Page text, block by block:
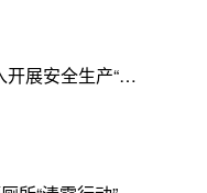
托口镇人民政府转发《洪江市安全生产委员会办公室关于深入开展安全生产“十个一”活动推进落实“三查一曝光”措施切实加强岁末年初安全防范工作的通知》的通知